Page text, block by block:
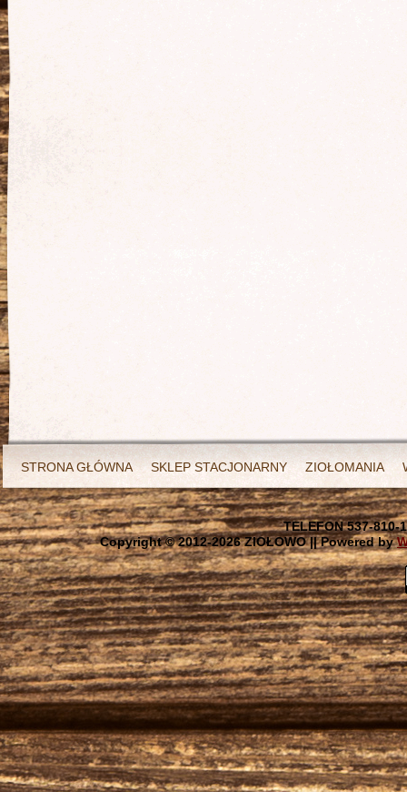
STRONA GŁÓWNA SKLEP STACJONARNY ZIOŁOMANIA
TELEFON 537-810-
Copyright © 2012-2026 ZIOŁOWO || Powered by